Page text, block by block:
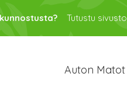
Tutustu
Auton Matot